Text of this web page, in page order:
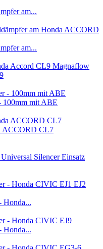
am...
am...
Magnaflow
100mm mit ABE
ACCORD CL7
Universal Silencer Einsatz
Honda...
Honda...